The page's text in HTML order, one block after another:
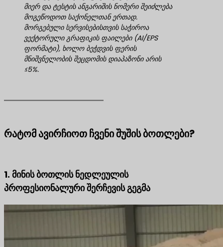
მიერ და ტესტის ანგარიშის ნომერი შეიძლება
მოგეწოდოთ საქონელთან ერთად.
მორგებული სერვისებისთვის საჭიროა
ვექტორული გრაფიკის ფაილები (AI/EPS
ფორმატი), ხოლო ბეჭდვის ფერის
მნიშვნელობის შეცდომის დიაპაზონი არის
≤5%.
რატომ ავირჩიოთ ჩვენი შუშის ბოთლები?
1. მინის ბოთლის ნედლეულის
პროფესიონალური შერჩევის გეგმა